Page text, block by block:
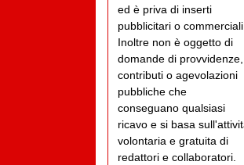
ed è priva di inserti
pubblicitari o commerciali.
Inoltre non è oggetto di
domande di provvidenze,
contributi o agevolazioni
pubbliche che
conseguano qualsiasi
ricavo e si basa
volontaria e gratuita di
redattori e collaboratori.